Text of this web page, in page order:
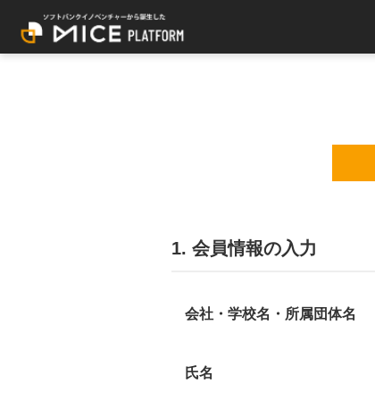
1. 会員情報の入力
会社・学校名・所属団体名
氏名